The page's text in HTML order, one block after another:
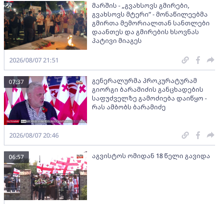
მარშის - „გვახსოვს გმირები,
გვახსოვს მტერი” - მონაწილეებმა
გმირთა მემორიალთან სანთლები
დაანთეს და გმირების ხსოვნას
პატივი მიაგეს
2026/08/07 21:51
გენერალურმა პროკურატურამ
გიორგი ბარამიძის განცხადების
საფუძველზე გამოძიება დაიწყო -
რას ამბობს ბარამიძე
07:37
2026/08/07 20:46
აგვისტოს ომიდან 18 წელი გავიდა
06:57